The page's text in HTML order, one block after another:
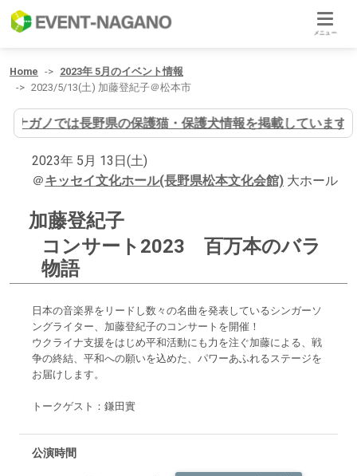
メニュー
Home
2023年 5月のイベント情報
2023/5/13(土) 加藤登紀子＠松本市
ナガノでは長野県の保護猫・保護犬情報を掲載しています
2023年 5月 13日(土)
＠キッセイ文化ホール(長野県松本文化会館) 大ホール
加藤登紀子
コンサート2023 百万本のバラ
物語
日本の音楽界をリードし数々の名曲を発表しているシンガーソ
ングライター、加藤登紀子のコンサートを開催！
ウクライナ支援をはじめ平和活動にも力を注ぐ加藤による、戦
争の終結、平和への願いを込めた、パワーあふれるステージを
お届けします。
トークゲスト：鎌田實
公演時間